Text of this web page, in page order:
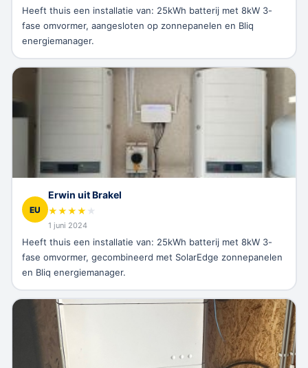
Heeft thuis een installatie van: 25kWh batterij met 8kW 3-
fase omvormer, aangesloten op zonnepanelen en Bliq
energiemanager.
EU
Erwin uit Brakel
★★★★ ★
1 juni 2024
Heeft thuis een installatie van: 25kWh batterij met 8kW 3-
fase omvormer, gecombineerd met SolarEdge zonnepanelen
en Bliq energiemanager.